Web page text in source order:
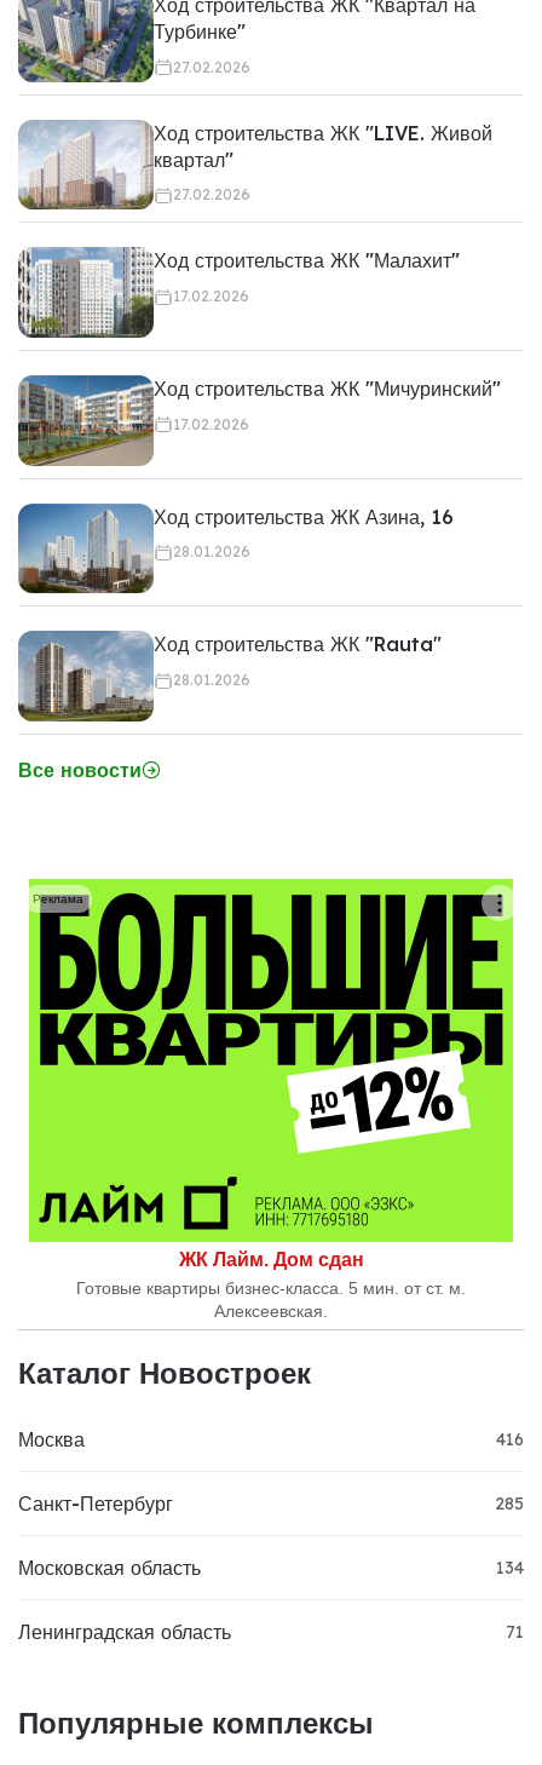
Турбинке"
27.02.2026
Ход строительства ЖК "LIVE. Живой
квартал"
27.02.2026
Ход строительства ЖК "Малахит"
17.02.2026
Ход строительства ЖК "Мичуринский"
17.02.2026
Ход строительства ЖК Азина, 16
28.01.2026
Ход строительства ЖК "Rauta"
28.01.2026
Все новости
ЖК Лайм. Дом сдан
Готовые квартиры бизнес-класса. 5 мин. от ст. м.
Алексеевская.
Реклама
Каталог Новостроек
Москва 416
Санкт-Петербург 285
Московская область 134
Ленинградская область 71
Популярные комплексы